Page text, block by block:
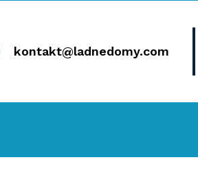
kontakt@ladnedomy.com